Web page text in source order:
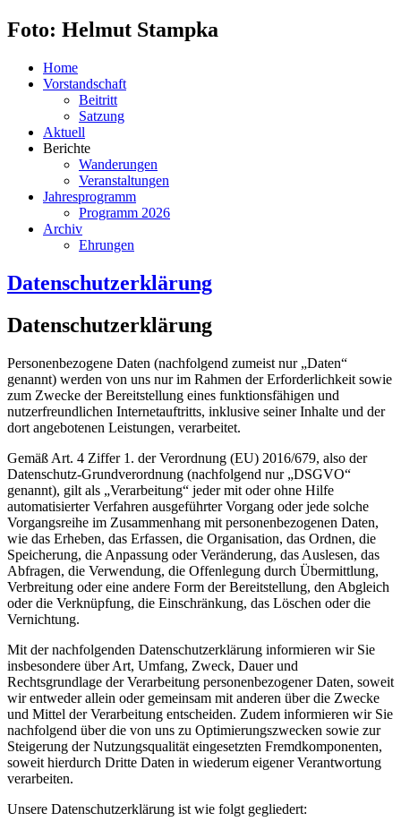
Foto: Helmut Stampka
Home
Vorstandschaft
Beitritt
Satzung
Aktuell
Berichte
Wanderungen
Veranstaltungen
Jahresprogramm
Programm 2026
Archiv
Ehrungen
Datenschutzerklärung
Datenschutzerklärung
Personenbezogene Daten (nachfolgend zumeist nur „Daten“
genannt) werden von uns nur im Rahmen der Erforderlichkeit sowie
zum Zwecke der Bereitstellung eines funktionsfähigen und
nutzerfreundlichen Internetauftritts, inklusive seiner Inhalte und der
dort angebotenen Leistungen, verarbeitet.
Gemäß Art. 4 Ziffer 1. der Verordnung (EU) 2016/679, also der
Datenschutz-Grundverordnung (nachfolgend nur „DSGVO“
genannt), gilt als „Verarbeitung“ jeder mit oder ohne Hilfe
automatisierter Verfahren ausgeführter Vorgang oder jede solche
Vorgangsreihe im Zusammenhang mit personenbezogenen Daten,
wie das Erheben, das Erfassen, die Organisation, das Ordnen, die
Speicherung, die Anpassung oder Veränderung, das Auslesen, das
Abfragen, die Verwendung, die Offenlegung durch Übermittlung,
Verbreitung oder eine andere Form der Bereitstellung, den Abgleich
oder die Verknüpfung, die Einschränkung, das Löschen oder die
Vernichtung.
Mit der nachfolgenden Datenschutzerklärung informieren wir Sie
insbesondere über Art, Umfang, Zweck, Dauer und
Rechtsgrundlage der Verarbeitung personenbezogener Daten, soweit
wir entweder allein oder gemeinsam mit anderen über die Zwecke
und Mittel der Verarbeitung entscheiden. Zudem informieren wir Sie
nachfolgend über die von uns zu Optimierungszwecken sowie zur
Steigerung der Nutzungsqualität eingesetzten Fremdkomponenten,
soweit hierdurch Dritte Daten in wiederum eigener Verantwortung
verarbeiten.
Unsere Datenschutzerklärung ist wie folgt gegliedert: